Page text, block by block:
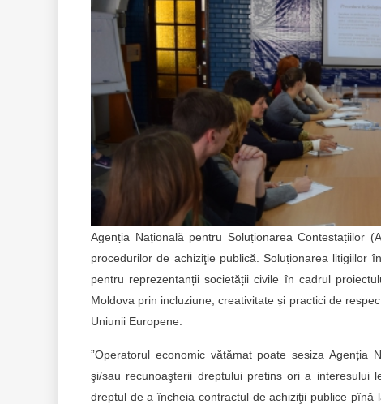
Agenția Națională pentru Soluționarea Contestațiilor
procedurilor de achiziţie publică. Soluționarea litigiilor
pentru reprezentanții societății civile în cadrul
Moldova prin incluziune, creativitate și practici de
Uniunii Europene.
”Operatorul economic vătămat poate sesiza Agenția
şi/sau recunoaşterii dreptului pretins ori a interesului
dreptul de a încheia contractul de achiziţii publice